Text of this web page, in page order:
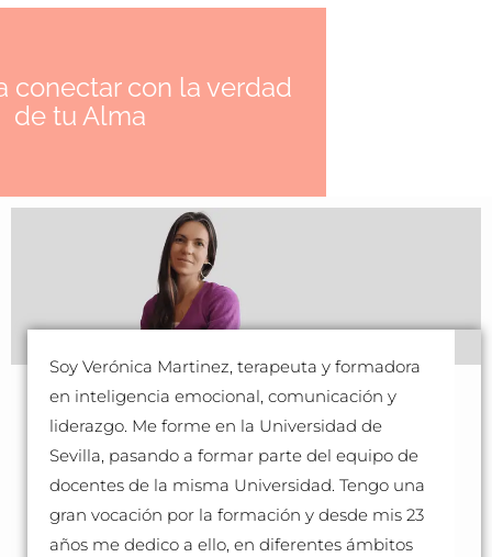
conectar con la verdad
de tu Alma
Soy Verónica Martinez, terapeuta y formadora
en inteligencia emocional, comunicación y
liderazgo. Me forme en la Universidad de
Sevilla, pasando a formar parte del equipo de
docentes de la misma Universidad. Tengo una
gran vocación por la formación y desde mis 23
años me dedico a ello, en diferentes ámbitos